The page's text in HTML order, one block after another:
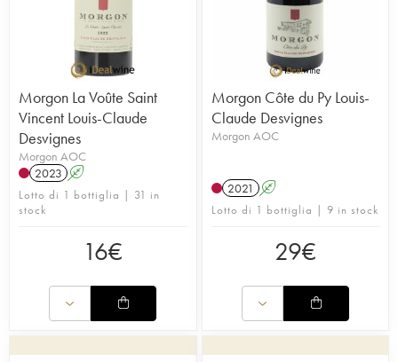
Morgon La Voûte Saint
Vincent Louis-Claude
Desvignes
Morgon AOC
2023 A
Lotto di 1 bottiglia | 31 in
stock
16€
Morgon Côte du Py Louis-
Claude Desvignes
Morgon AOC
2021 A
Lotto di 1 bottiglia | 9 in stock
29€